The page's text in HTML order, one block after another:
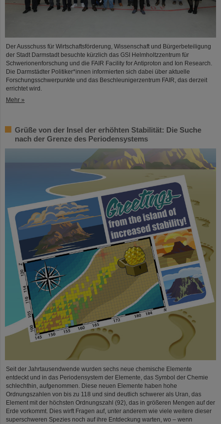
Der Ausschuss für Wirtschaftsförderung, Wissenschaft und Bürgerbeteiligung
der Stadt Darmstadt besuchte kürzlich das GSI Helmholtzzentrum für
Schwerionenforschung und die FAIR Facility for Antiproton and Ion Research.
Die Darmstädter Politiker*innen informierten sich dabei über aktuelle
Forschungsschwerpunkte und das Beschleunigerzentrum FAIR, das derzeit
errichtet wird.
Mehr »
Grüße von der Insel der erhöhten Stabilität: Die Suche
nach der Grenze des Periodensystems
Seit der Jahrtausendwende wurden sechs neue chemische Elemente
entdeckt und in das Periodensystem der Elemente, das Symbol der Chemie
schlechthin, aufgenommen. Diese neuen Elemente haben hohe
Ordnungszahlen von bis zu 118 und sind deutlich schwerer als Uran, das
Element mit der höchsten Ordnungszahl (92), das in größeren Mengen auf der
Erde vorkommt. Dies wirft Fragen auf, unter anderem wie viele weitere dieser
superschweren Spezies noch auf ihre Entdeckung warten, wo – wenn